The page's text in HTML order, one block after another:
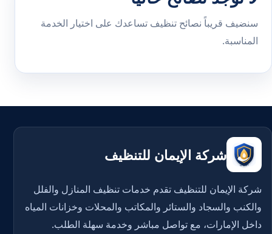
سنضيف قريباً نصائح تنظيف تساعدك على اختيار الخدمة
المناسبة.
شركة الإيمان للتنظيف
شركة الإيمان للتنظيف تقدم خدمات تنظيف المنازل والفلل
والكنب والسجاد والستائر والمكاتب والمحلات وخزانات المياه
داخل الإمارات، مع تواصل مباشر وخدمة سهلة الطلب.